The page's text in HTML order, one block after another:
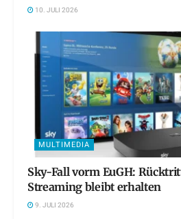
10. JULI 2026
MULTIMEDIA
Sky-Fall vorm EuGH:
Streaming bleibt erhalten
9. JULI 2026